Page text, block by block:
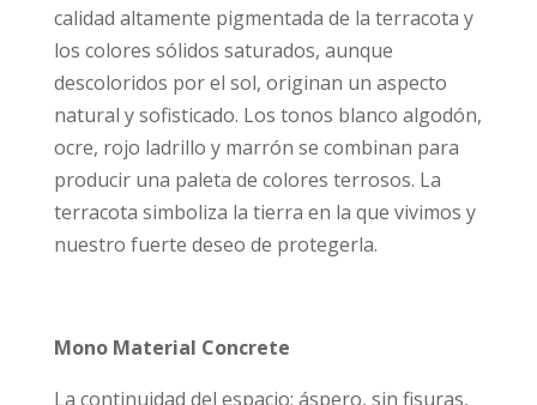
calidad altamente pigmentada de la terracota y
los colores sólidos saturados, aunque
descoloridos por el sol, originan un aspecto
natural y sofisticado. Los tonos blanco algodón,
ocre, rojo ladrillo y marrón se combinan para
producir una paleta de colores terrosos. La
terracota simboliza la tierra en la que vivimos y
nuestro fuerte deseo de protegerla.
Mono Material Concrete
La continuidad del espacio: áspero, sin fisuras,